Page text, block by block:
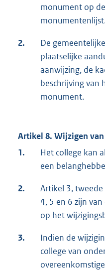
monument op
2.
De
plaatselijke
aanwijzing, de
beschrijving van
monument.
Artikel 8. Wijzigen
1.
Het college kan
een
2.
Artikel 3,
4, 5 en 6 zijn
op het
3.
Indien de
college van